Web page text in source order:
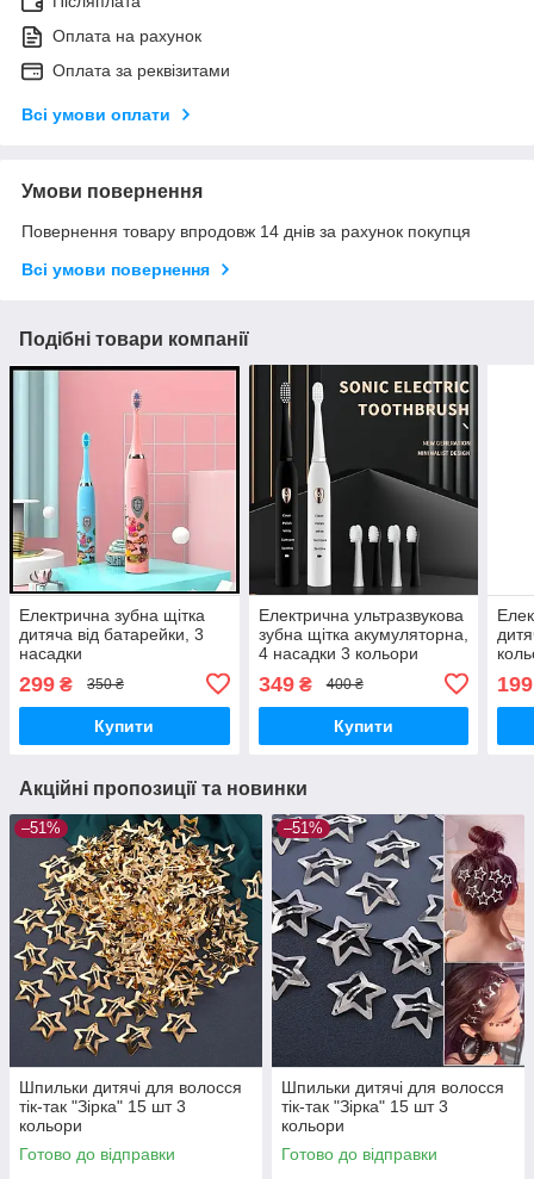
Оплата на рахунок
Оплата за реквізитами
Всі умови оплати
Умови повернення
Повернення товару впродовж 14 днів за рахунок покупця
Всі умови повернення
Подібні товари компанії
Електрична зубна щітка
дитяча від батарейки, 3
насадки
299 ₴ 350 ₴
Купити
Електрична ультразвукова
зубна щітка акумуляторна,
4 насадки 3 кольори
349₴ 400 ₴
Купити
199
Акційні пропозиції та новинки
–51%
Шпильки дитячі для волосся
тік-так "Зірка" 15 шт 3
кольори
Готово до відправки
–51%
Шпильки дитячі для волосся
тік-так "Зірка" 15 шт 3
кольори
Готово до відправки